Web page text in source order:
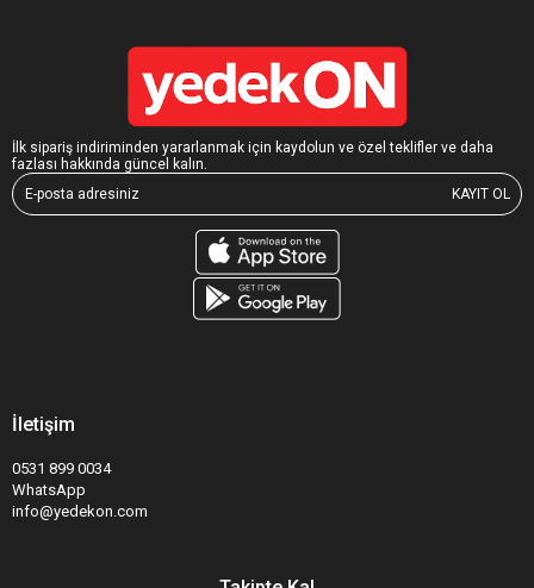
İlk sipariş indiriminden yararlanmak için kaydolun ve özel teklifler ve daha
fazlası hakkında güncel kalın.
KAYIT OL
İletişim
0531 899 0034
WhatsApp
info@yedekon.com